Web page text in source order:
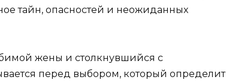
тайн, опасностей и неожиданных
жены и столкнувшийся с
перед выбором, который определит